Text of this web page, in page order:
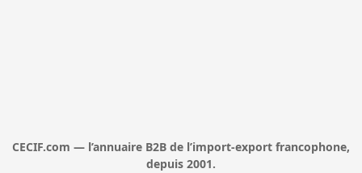
CECIF.com — l’annuaire B2B de l’import-export francophone,
depuis 2001.